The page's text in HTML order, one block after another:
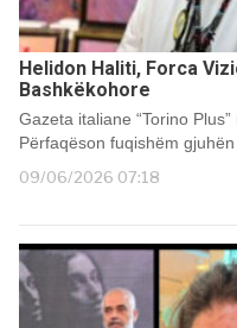
Helidon Haliti, Forca
Bashkëkohore
Gazeta italiane “Torino
Përfaqëson fuqishëm
09/06/2026 07:18